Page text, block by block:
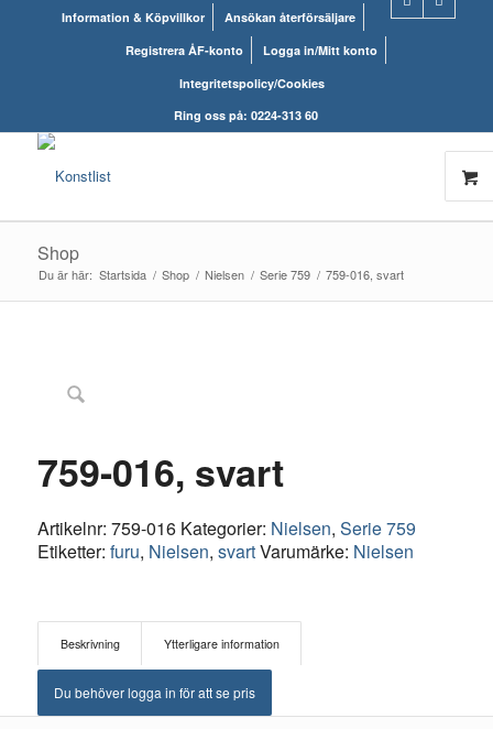
Information & Köpvillkor
Ansökan återförsäljare
Registrera ÅF-konto
Logga in/Mitt konto
Integritetspolicy/Cookies
Ring oss på: 0224-313 60
Shop
Du är här: Startsida / Shop / Nielsen / Serie 759 / 759-016, svart
759-016, svart
Artikelnr: 759-016 Kategorier: Nielsen, Serie 759
Etiketter: furu, Nielsen, svartVarumärke: Nielsen
Beskrivning Ytterligare information
Du behöver logga in för att se pris